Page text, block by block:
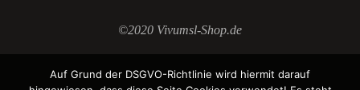
©2020 Vivumsl-Shop.de
Auf Grund der DSGVO-Richtlinie wird hiermit darauf